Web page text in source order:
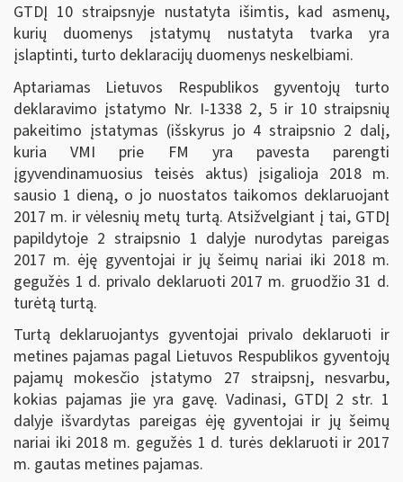
GTDĮ 10 straipsnyje nustatyta išimtis, kad asmenų,
kurių duomenys įstatymų nustatyta tvarka yra
įslaptinti, turto deklaracijų duomenys neskelbiami.
Aptariamas Lietuvos Respublikos gyventojų turto
deklaravimo įstatymo Nr. I-1338 2, 5 ir 10 straipsnių
pakeitimo įstatymas (išskyrus jo 4 straipsnio 2 dalį,
kuria VMI prie FM yra pavesta parengti
įgyvendinamuosius teisės aktus) įsigalioja 2018 m.
sausio 1 dieną, o jo nuostatos taikomos deklaruojant
2017 m. ir vėlesnių metų turtą. Atsižvelgiant į tai, GTDĮ
papildytoje 2 straipsnio 1 dalyje nurodytas pareigas
2017 m. ėję gyventojai ir jų šeimų nariai iki 2018 m.
gegužės 1 d. privalo deklaruoti 2017 m. gruodžio 31 d.
turėtą turtą.
Turtą deklaruojantys gyventojai privalo deklaruoti ir
metines pajamas pagal Lietuvos Respublikos gyventojų
pajamų mokesčio įstatymo 27 straipsnį, nesvarbu,
kokias pajamas jie yra gavę. Vadinasi, GTDĮ 2 str. 1
dalyje išvardytas pareigas ėję gyventojai ir jų šeimų
nariai iki 2018 m. gegužės 1 d. turės deklaruoti ir 2017
m. gautas metines pajamas.